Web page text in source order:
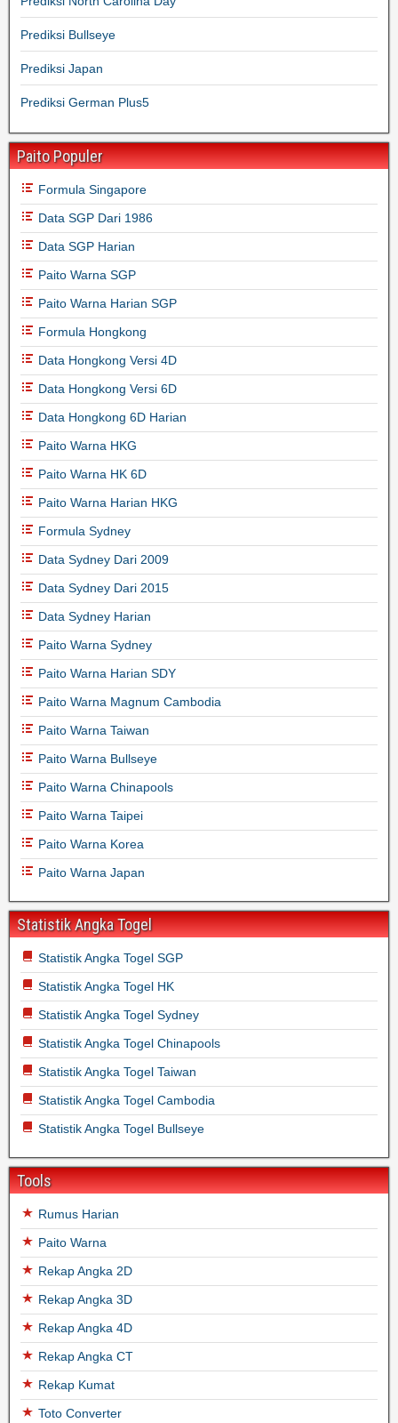
Prediksi Bullseye
Prediksi Japan
Prediksi German Plus5
Paito Populer
Formula Singapore
Data SGP Dari 1986
Data SGP Harian
Paito Warna SGP
Paito Warna Harian SGP
Formula Hongkong
Data Hongkong Versi 4D
Data Hongkong Versi 6D
Data Hongkong 6D Harian
Paito Warna HKG
Paito Warna HK 6D
Paito Warna Harian HKG
Formula Sydney
Data Sydney Dari 2009
Data Sydney Dari 2015
Data Sydney Harian
Paito Warna Sydney
Paito Warna Harian SDY
Paito Warna Magnum Cambodia
Paito Warna Taiwan
Paito Warna Bullseye
Paito Warna Chinapools
Paito Warna Taipei
Paito Warna Korea
Paito Warna Japan
Statistik Angka Togel
Statistik Angka Togel SGP
Statistik Angka Togel HK
Statistik Angka Togel Sydney
Statistik Angka Togel Chinapools
Statistik Angka Togel Taiwan
Statistik Angka Togel Cambodia
Statistik Angka Togel Bullseye
Tools
Rumus Harian
Paito Warna
Rekap Angka 2D
Rekap Angka 3D
Rekap Angka 4D
Rekap Angka CT
Rekap Kumat
Toto Converter